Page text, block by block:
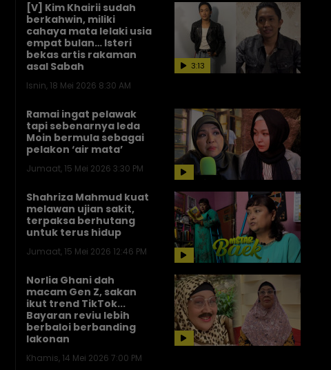
[V] Kim Khairii sudah
berkahwin, miliki
cahaya mata lelaki usia
empat bulan… Isteri
bekas artis rakaman
asal Sabah
Isnin, 18 Mei 2026 8:30 AM
3:13
Ramai ingat pelawak
tapi sebenarnya Ieda
Moin bermula sebagai
pelakon ‘air mata’
Jumaat, 15 Mei 2026 3:30 PM
Shahriza Mahmud kuat
melawan ujian sakit,
terpaksa berhutang
untuk terus hidup
Jumaat, 15 Mei 2026 12:46 PM
Norlia Ghani dah
macam Gen Z, sakan
ikut trend TikTok...
Bayaran reviu lebih
berbaloi berbanding
lakonan
Khamis, 14 Mei 2026 7:00 PM